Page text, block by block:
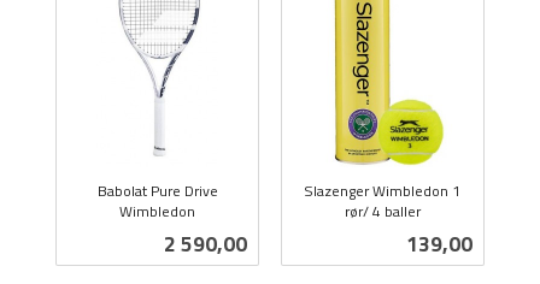
Babolat Pure Drive
Wimbledon
Pris
2 590,00
Slazenger Wimbledon 1
rør/ 4 baller
Pris
139,00